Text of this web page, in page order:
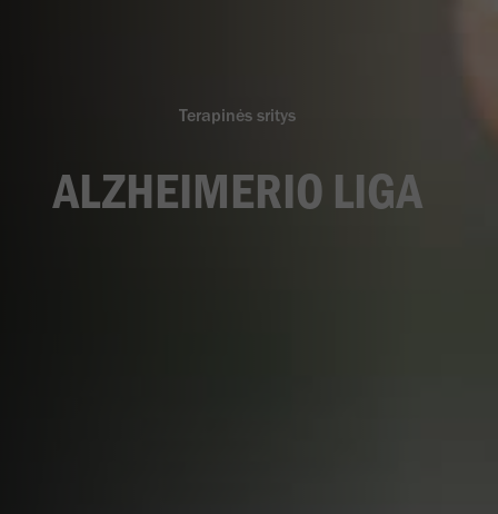
Terapinės sritys
ALZHEIMERIO LIGA